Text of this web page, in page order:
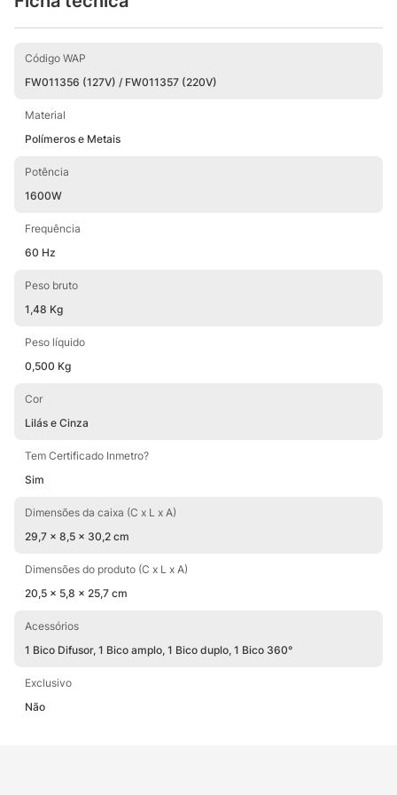
confiança. OSecador de Cabelo WAP INTENSE
DRYER BLDC WS1800entrega leveza, controle
rotina.
Código WAP
FW011356 (127V) / FW011357 (220V)
Material
Polímeros e Metais
Potência
1600W
Frequência
60 Hz
Peso bruto
1,48 Kg
Peso líquido
0,500 Kg
Cor
Lilás e Cinza
Tem Certificado Inmetro?
Sim
Dimensões da caixa (C x L x A)
29,7 x 8,5 x 30,2 cm
Dimensões do produto (C x L x A)
20,5 x 5,8 x 25,7 cm
Acessórios
1 Bico Difusor, 1 Bico amplo, 1 Bico duplo, 1 Bico 360°
Exclusivo
Não